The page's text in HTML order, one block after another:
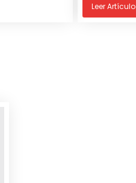
Leer Artículo